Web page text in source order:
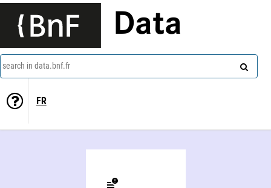
Data
search in data.bnf.fr
FR